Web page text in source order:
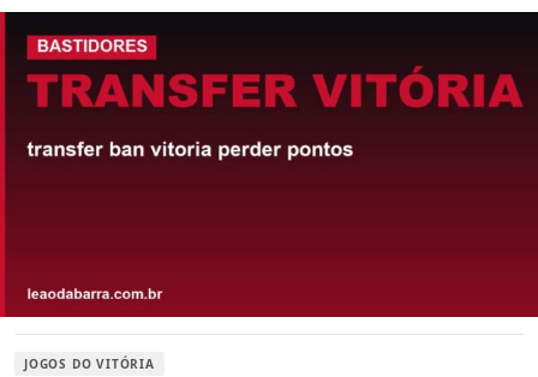
JOGOS DO VITÓRIA